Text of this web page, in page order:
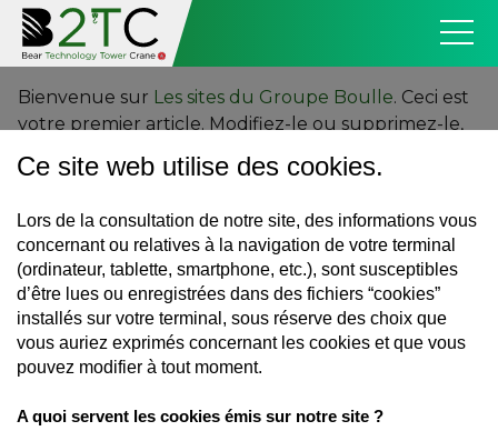
Bienvenue sur Les sites du Groupe Boulle. Ceci est
votre premier article. Modifiez-le ou supprimez-le,
UNE MARQUE DU
NOUS CONTACTER
Ce site web utilise des cookies.
Lors de la consultation de notre site, des informations vous
concernant ou relatives à la navigation de votre terminal
(ordinateur, tablette, smartphone, etc.), sont susceptibles
d’être lues ou enregistrées dans des fichiers “cookies”
installés sur votre terminal, sous réserve des choix que
vous auriez exprimés concernant les cookies et que vous
pouvez modifier à tout moment.
A quoi servent les cookies émis sur notre site ?